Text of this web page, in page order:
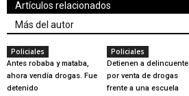
Artículos relacionados
Más del autor
Policiales
Antes robaba y mataba,
ahora vendía drogas. Fue
detenido
Policiales
Detienen a delincuente
por venta de drogas
frente a una escuela